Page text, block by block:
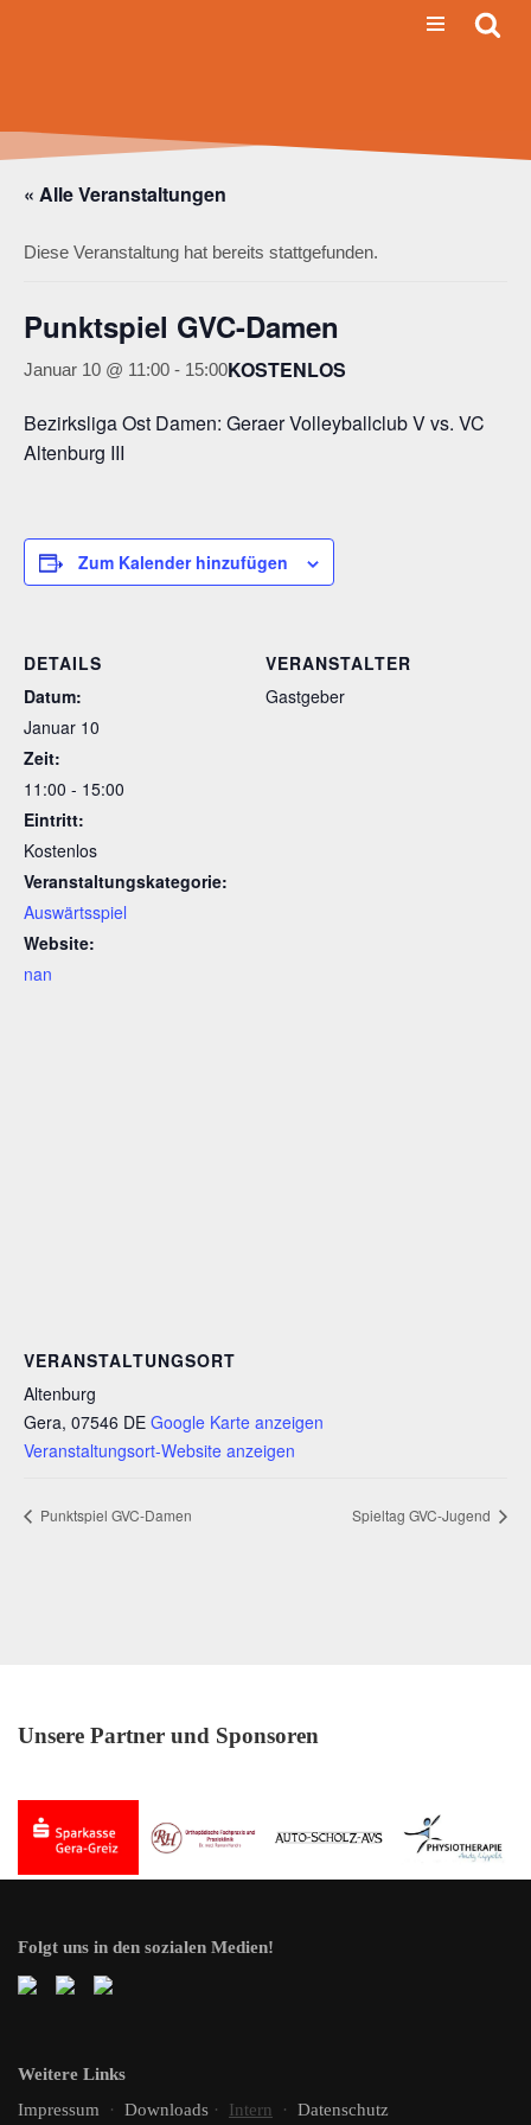
« Alle Veranstaltungen
Diese Veranstaltung hat bereits stattgefunden.
Punktspiel GVC-Damen
Januar 10 @ 11:00 - 15:00KOSTENLOS
Bezirksliga Ost Damen: Geraer Volleyballclub V vs. VC
Altenburg III
Zum Kalender hinzufügen
DETAILS
Datum:
Januar 10
Zeit:
11:00 - 15:00
Eintritt:
Kostenlos
Veranstaltungskategorie:
Auswärtsspiel
Website:
nan
VERANSTALTER
Gastgeber
VERANSTALTUNGSORT
Altenburg
Gera, 07546 DE Google Karte anzeigen
Veranstaltungsort-Website anzeigen
Punktspiel GVC-Damen Spieltag GVC-Jugend
Unsere Partner und Sponsoren
Folgt uns in den sozialen Medien!
Weitere Links
Impressum · Downloads · Intern · Datenschutz